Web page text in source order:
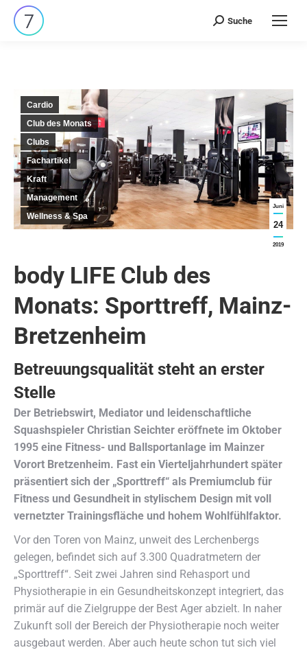
Search:
Suche
Juni
24
2019
Cardio
Club des Monats
Clubs
Fachartikel
Kraft
Management
Wellness & Spa
body LIFE Club des
Monats: Sporttreff, Mainz-
Bretzenheim
Betreuungsqualität steht an erster
Stelle
Der Betriebswirt, Mediator und leidenschaftliche
Squashspieler Christian Seichter eröffnete im Oktober
1995 eine Fitness- und Ballsportanlage im Mainzer
Vorort Bretzenheim. Fast ein Vierteljahrhundert später
präsentiert sich der „Sporttreff“ als Premiumclub für
Fitness und Gesundheit in stylischem Design mit voll
vernetzter Trainingsfläche und hohem Wohlfühlfaktor.
Vor den Toren von Mainz, unweit des Lerchenbergs
gelegen, befindet sich auf 3.300 Quadratmetern der
„Sporttreff“. Seit zwei Jahren sind Rehasport und
Physiotherapie in ein Gesundheitskonzept integriert, das
primär auf die Zielgruppe der Best Ager abzielt. In naher
Zukunft soll der Bereich der Physiotherapie noch weiter
ausgebaut werden. Aber auch heute schon tut sich viel